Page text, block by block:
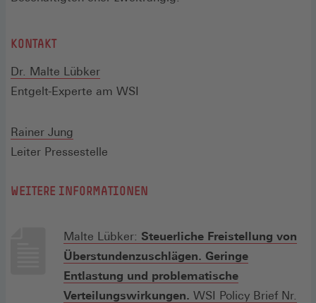
KONTAKT
Dr. Malte Lübker(Öffnet
in
Fenster)
Entgelt-Experte am WSI
Rainer Jung
in
neuen
Leiter Pressestelle
WEITERE INFORMATIONEN
Malte Lübker: Steuerliche Freistellung von
Überstundenzuschlägen. Geringe
Entlastung und problematische
Verteilungswirkungen. WSI Policy Brief Nr.